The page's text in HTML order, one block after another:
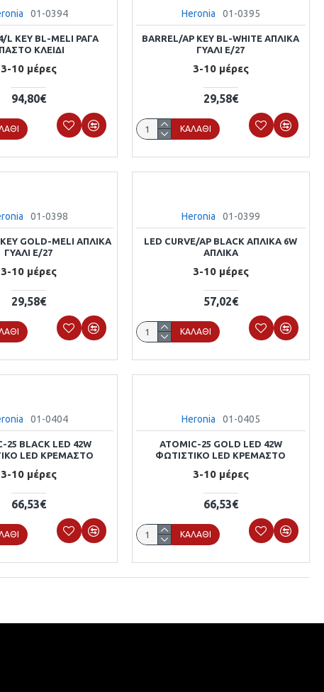
01-0394
L KEY BL-MELI ΡΑΓΑ
ΚΛΕΙΔΙ
3-10 μέρες
94,80€
Heronia 01-0395
BARREL/AP KEY BL-WHITE ΑΠΛΙΚΑ
ΓΥΑΛΙ E/27
3-10 μέρες
29,58€
ΚΑΛΆΘΙ
01-0398
GOLD-MELI ΑΠΛΙΚΑ
ΓΥΑΛΙ E/27
3-10 μέρες
29,58€
Heronia 01-0399
LED CURVE/AP BLACK ΑΠΛΙΚΑ 6W
ΑΠΛΙΚΑ
3-10 μέρες
57,02€
ΚΑΛΆΘΙ
01-0404
25 BLACK LED 42W
LED ΚΡΕΜΑΣΤΟ
3-10 μέρες
66,53€
Heronia 01-0405
ATOMIC-25 GOLD LED 42W
ΦΩΤΙΣΤΙΚΟ LED ΚΡΕΜΑΣΤΟ
3-10 μέρες
66,53€
ΚΑΛΆΘΙ